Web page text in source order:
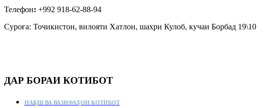
Телефон: +992 918-62-88-94
Суроға: Точикистон, вилояти Хатлон, шахри Кулоб, кучаи Борбад 19\10
ДАР БОРАИ КОТИБОТ
НАҚШ ВА ВАЗИФАҲОИ КОТИБОТ